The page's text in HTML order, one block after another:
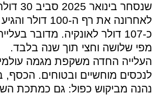
שנסחר
לאחרונה את רף ה-100
כ-107 דולר לאונקיה. מדובר
מפי שלושה וחצי תוך שנה בלבד.
העלייה החדה משקפת מגמה
לנכסים מוחשיים ובטוחים. הכסף,
נהנה מביקוש כפול: גם כמתכת